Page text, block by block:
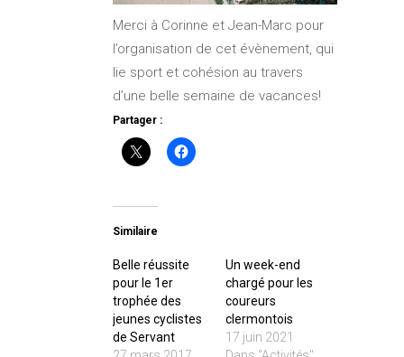
Merci à Corinne et Jean-Marc pour
l’organisation de cet évènement, qui
lie sport et cohésion au travers
d’une belle semaine de vacances!
Partager :
Similaire
Belle réussite
pour le 1er
trophée des
jeunes cyclistes
de Servant
Un week-end
chargé pour les
coureurs
clermontois
17 juin 2021